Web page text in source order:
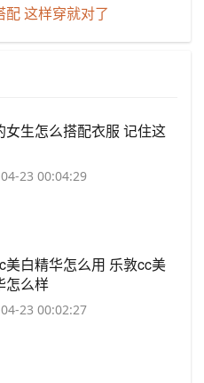
这样穿就对了
女生怎么搭配衣服 记住这
23 00:04:29
美白精华怎么用 乐敦cc美
怎么样
23 00:02:27